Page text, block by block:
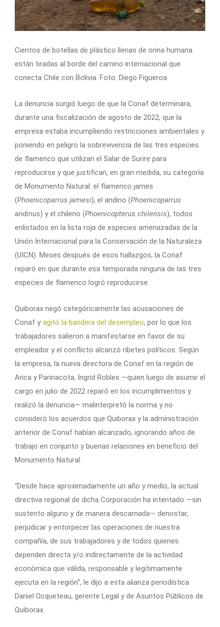
Cientos de botellas de plástico llenas de orina humana
están tiradas al borde del camino internacional que
conecta Chile con Bolivia. Foto: Diego Figueroa
La denuncia surgió luego de que la Conaf determinara,
durante una fiscalización de agosto de 2022, que la
empresa estaba incumpliendo restricciones ambientales y
poniendo en peligro la sobrevivencia de las tres especies
de flamenco que utilizan el Salar de Surire para
reproducirse y que justifican, en gran medida, su categoría
de Monumento Natural: el flamenco james
(Phoenicoparrus jamesi), el andino (Phoenicoparrus
andinus) y el chileno (Phoenicopterus chilensis), todos
enlistados en la lista roja de especies amenazadas de la
Unión Internacional para la Conservación de la Naturaleza
(UICN). Meses después de esos hallazgos, la Conaf
reparó en que durante esa temporada ninguna de las tres
especies de flamenco logró reproducirse.
Quiborax negó categóricamente las acusaciones de
Conaf y agitó la bandera del desempleo, por lo que los
trabajadores salieron a manifestarse en favor de su
empleador y el conflicto alcanzó ribetes políticos. Según
la empresa, la nueva directora de Conaf en la región de
Arica y Parinacota, Ingrid Robles —quien luego de asumir el
cargo en julio de 2022 reparó en los incumplimientos y
realizó la denuncia— malinterpretó la norma y no
consideró los acuerdos que Quiborax y la administración
anterior de Conaf habían alcanzado, ignorando años de
trabajo en conjunto y buenas relaciones en beneficio del
Monumento Natural.
“Desde hace aproximadamente un año y medio, la actual
directiva regional de dicha Corporación ha intentado —sin
sustento alguno y de manera descarnada— denostar,
perjudicar y entorpecer las operaciones de nuestra
compañía, de sus trabajadores y de todos quienes
dependen directa y/o indirectamente de la actividad
económica que válida, responsable y legítimamente
ejecuta en la región”, le dijo a esta alianza periodística
Daniel Ocqueteau, gerente Legal y de Asuntos Públicos de
Quiborax.